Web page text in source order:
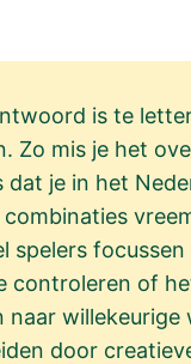
is te
Zo mis je het
je in het
controleren of
naar
door